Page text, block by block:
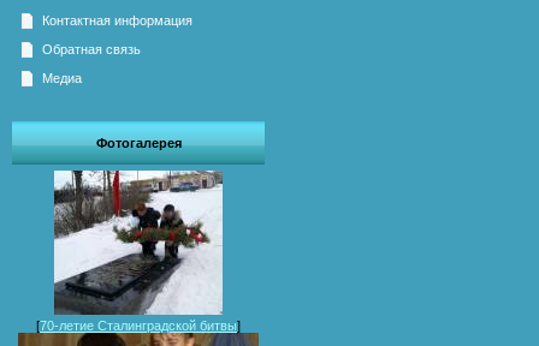
Контактная информация
Обратная связь
Медиа
Фотогалерея
[70-летие Сталинградской битвы]